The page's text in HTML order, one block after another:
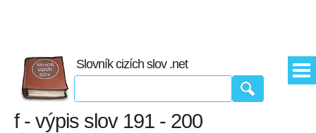
Slovník cizích slov .net
f - výpis slov 191 - 200